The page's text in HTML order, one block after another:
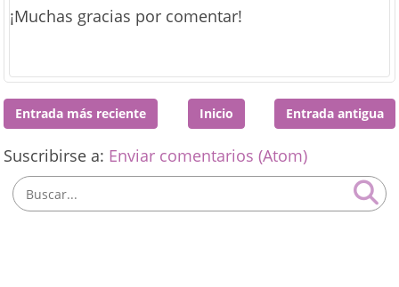
¡Muchas gracias por comentar!
Entrada más reciente Entrada antigua
Inicio
Suscribirse a: Enviar comentarios (Atom)